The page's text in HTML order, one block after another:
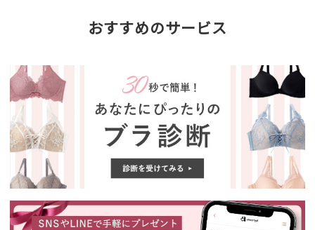
おすすめのサービス